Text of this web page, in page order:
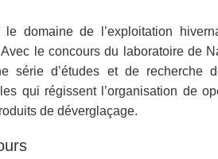
le domaine de l’exploitation
le concours du laboratoire de
série d’études et de recherche
qui régissent l’organisation de
de déverglaçage.